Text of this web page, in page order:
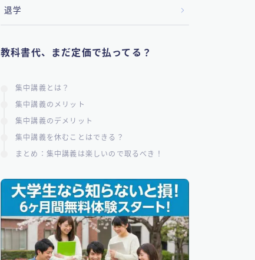
退学
教科書代、まだ定価で払ってる？
集中講義とは？
集中講義のメリット
集中講義のデメリット
集中講義を休むことはできる？
まとめ：集中講義は楽しいので取るべき！